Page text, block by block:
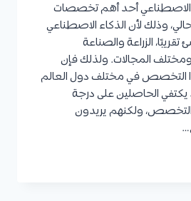
أحد أهم تخصصات
وذلك لأن الذكاء الاصطناعي
الزراعة والصناعة
ومختلف المجالات. ولذلك فإن
التخصص في مختلف دول العالم
الحاصلين على درجة
ولكنهم يريدون